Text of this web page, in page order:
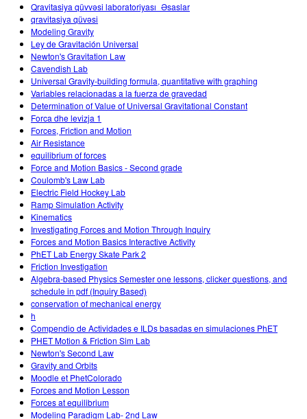
Qravitasiya qüvvəsi laboratoriyası_Əsaslar
qravitasiya qüvəsi
Modeling Gravity
Ley de Gravitación Universal
Newton's Gravitation Law
Cavendish Lab
Universal Gravity-building formula, quantitative with graphing
Variables relacionadas a la fuerza de gravedad
Determination of Value of Universal Gravitational Constant
Forca dhe levizja 1
Forces, Friction and Motion
Air Resistance
equilibrium of forces
Force and Motion Basics - Second grade
Coulomb's Law Lab
Electric Field Hockey Lab
Ramp Simulation Activity
Kinematics
Investigating Forces and Motion Through Inquiry
Forces and Motion Basics Interactive Activity
PhET Lab Energy Skate Park 2
Friction Investigation
Algebra-based Physics Semester one lessons, clicker questions, and
schedule in pdf (Inquiry Based)
conservation of mechanical energy
h
Compendio de Actividades e ILDs basadas en simulaciones PhET
PHET Motion & Friction Sim Lab
Newton's Second Law
Gravity and Orbits
Moodle et PhetColorado
Forces and Motion Lesson
Forces at equilibrium
Modeling Paradigm Lab- 2nd Law